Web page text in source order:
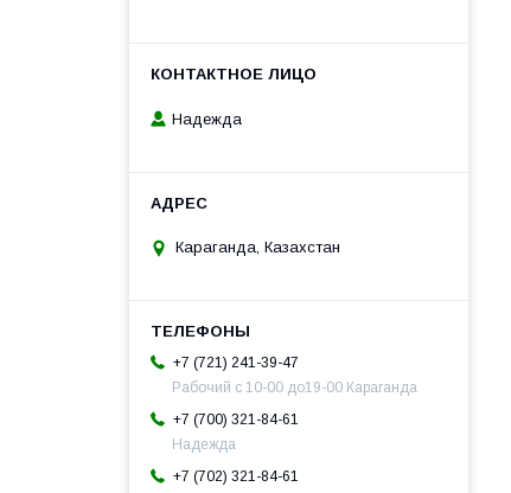
Надежда
Караганда, Казахстан
+7 (721) 241-39-47
Рабочий с 10-00 до19-00 Караганда
+7 (700) 321-84-61
Надежда
+7 (702) 321-84-61